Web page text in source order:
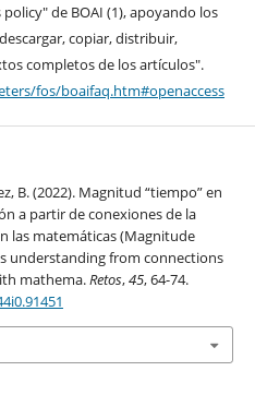
de BOAI (1), apoyando los
copiar, distribuir,
completos de los artículos".
fos/boaifaq.htm#openaccess
B. (2022). Magnitud “tiempo” en
a partir de conexiones de la
las matemáticas (Magnitude
understanding from connections
mathema.Retos,45, 64-74.